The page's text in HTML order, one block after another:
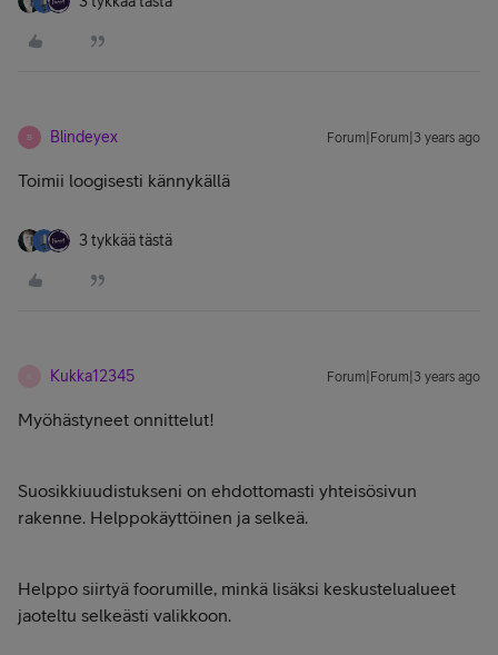
B Blindeyex Forum|Forum|3 years ago
Toimii loogisesti kännykällä
3 tykkää tästä
Kukka12345 Forum|Forum|3 years ago
Myöhästyneet onnittelut!
Suosikkiuudistukseni on ehdottomasti yhteisösivun
rakenne. Helppokäyttöinen ja selkeä.
Helppo siirtyä foorumille, minkä lisäksi keskustelualueet
jaoteltu selkeästi valikkoon.